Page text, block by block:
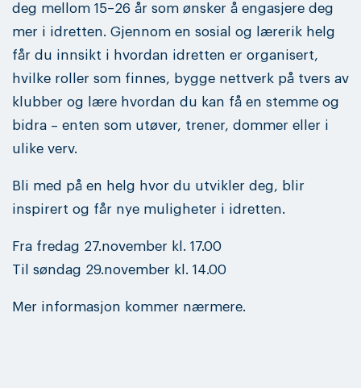
deg mellom 15–26 år som ønsker å engasjere deg
mer i idretten. Gjennom en sosial og lærerik helg
får du innsikt i hvordan idretten er organisert,
hvilke roller som finnes, bygge nettverk på tvers av
klubber og lære hvordan du kan få en stemme og
bidra – enten som utøver, trener, dommer eller i
ulike verv.
Bli med på en helg hvor du utvikler deg, blir
inspirert og får nye muligheter i idretten.
Fra fredag 27.november kl. 17.00
Til søndag 29.november kl. 14.00
Mer informasjon kommer nærmere.